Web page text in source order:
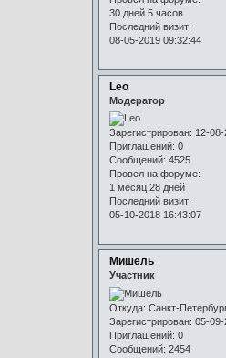
30 дней 5 часов
Последний визит:
08-05-2019 09:32:44
Leo
Модератор
Зарегистрирован: 12-08-
Приглашений: 0
Сообщений: 4525
Провел на форуме:
1 месяц 28 дней
Последний визит:
05-10-2018 16:43:07
Мишель
Участник
Откуда: Санкт-
Зарегистрирован: 05-09-
Приглашений: 0
Сообщений: 2454